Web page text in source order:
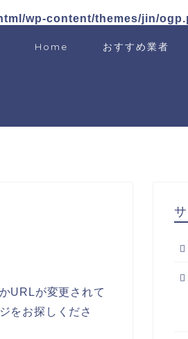
wp-content/themes/jin/
Home おすすめ業者
URLが変更されて
をお探しくださ